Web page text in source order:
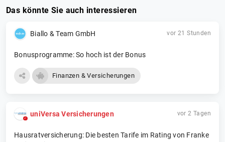
Das könnte Sie auch interessieren
Biallo & Team GmbH vor 21 Stunden
Bonusprogramme: So hoch ist der Bonus
Finanzen & Versicherungen
uniVersa Versicherungen vor 2 Tagen
Hausratversicherung: Die besten Tarife im Rating von Franke